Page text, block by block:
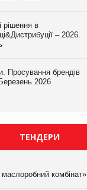
рішення в
– 2026.
Просування брендів
2026
ТЕНДЕРИ
комбінат»